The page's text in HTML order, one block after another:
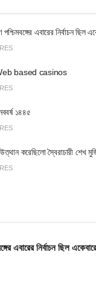
পশ্চিমবঙ্গের এবারের নির্বাচন ছিল
based casinos
১৪৪৫
করেছিলো স্বৈরাচারী শেখ
এবারের নির্বাচন ছিল